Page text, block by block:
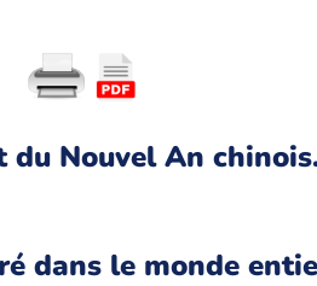
du Nouvel An
dans le monde